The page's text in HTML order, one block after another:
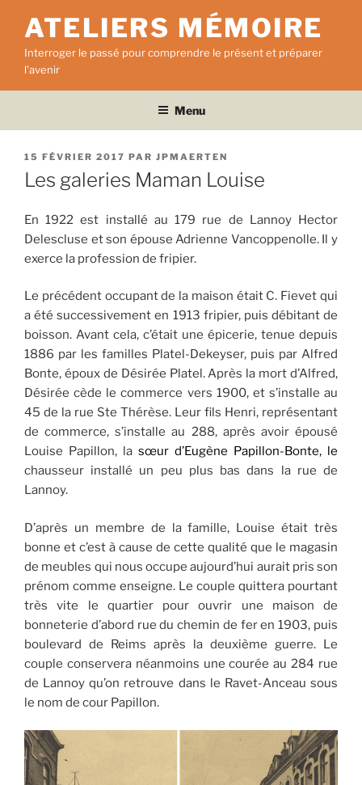
contenu
principal
ATELIERS MÉMOIRE
Interroger le passé pour comprendre le présent et préparer
l'avenir
Menu
PUBLIÉ
LE
15 FÉVRIER 2017 PAR JPMAERTEN
Les galeries Maman Louise
En 1922 est installé au 179 rue de Lannoy Hector
Delescluse et son épouse Adrienne Vancoppenolle. Il y
exerce la profession de fripier.
Le précédent occupant de la maison était C. Fievet qui
a été successivement en 1913 fripier, puis débitant de
boisson. Avant cela, c’était une épicerie, tenue depuis
1886 par les familles Platel-Dekeyser, puis par Alfred
Bonte, époux de Désirée Platel. Après la mort d’Alfred,
Désirée cède le commerce vers 1900, et s’installe au
45 de la rue Ste Thérèse. Leur fils Henri, représentant
de commerce, s’installe au 288, après avoir épousé
Louise Papillon, la sœur d’Eugène Papillon-Bonte, le
chausseur installé un peu plus bas dans la rue de
Lannoy.
D’après un membre de la famille, Louise était très
bonne et c’est à cause de cette qualité que le magasin
de meubles qui nous occupe aujourd’hui aurait pris son
prénom comme enseigne. Le couple quittera pourtant
très vite le quartier pour ouvrir une maison de
bonneterie d’abord rue du chemin de fer en 1903, puis
boulevard de Reims après la deuxième guerre. Le
couple conservera néanmoins une courée au 284 rue
de Lannoy qu’on retrouve dans le Ravet-Anceau sous
le nom de cour Papillon.